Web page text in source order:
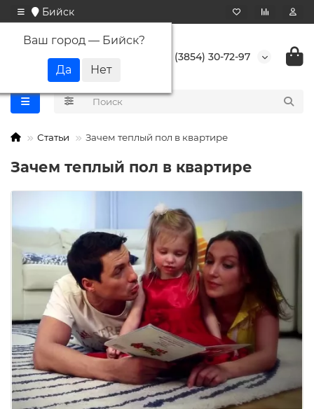
Бийск
Ваш город — Бийск?
+7 (3854) 30-72-97
Статьи Зачем теплый пол в квартире
Зачем теплый пол в квартире